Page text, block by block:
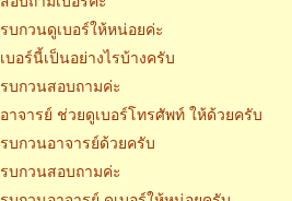
รบกวนดูเบอร์ให้หน่อยค่ะ
เบอร์นี้เป็นอย่างไรบ้างครับ
รบกวนสอบถามค่ะ
อาจารย์ ช่วยดูเบอร์โทรศัพท์ ให้ด้วยครับ
รบกวนอาจารย์ด้วยครับ
รบกวนสอบถามค่ะ